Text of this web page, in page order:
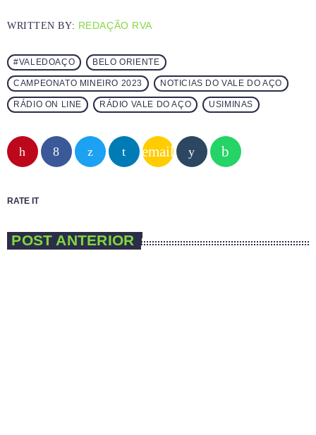
WRITTEN BY: REDAÇÃO RVA
#VALEDOAÇO BELO ORIENTE
CAMPEONATO MINEIRO 2023 NOTICIAS DO VALE DO AÇO
RÁDIO ON LINE RÁDIO VALE DO AÇO USIMINAS
email
RATE IT
POST ANTERIOR